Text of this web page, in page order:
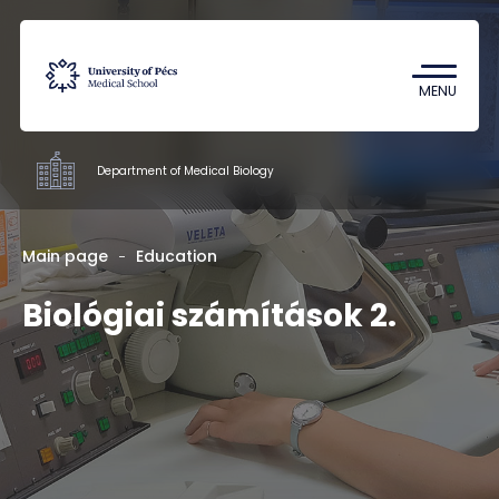
MENU
Coronavirus
Undergraduate Student Research
Departments
Education
Research
Staff
Contacts
Nyelv HU
Department of Medical Biology
Main page Education
Biológiai számítások 2.